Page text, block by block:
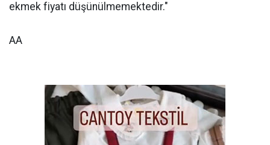
ekmek fiyatı düşünülmemektedir."
AA